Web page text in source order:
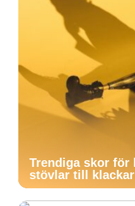
Trendiga skor för
stövlar till klackar